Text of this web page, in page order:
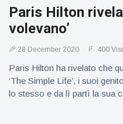
Paris Hilton
volevano’
28 December 2020 400
Paris Hilton ha rivelato che
‘The Simple Life’, i suoi
lo stesso e da lì partì la sua